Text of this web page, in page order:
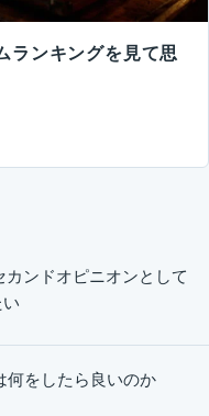
ランキングを見て思
ンドオピニオンとして
何をしたら良いのか